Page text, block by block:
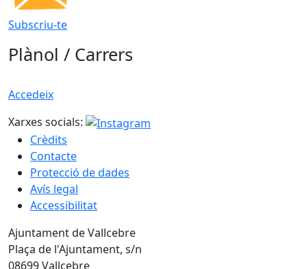
Subscriu-te
Plànol / Carrers
Accedeix
Xarxes socials:
Crèdits
Contacte
Protecció de dades
Avís legal
Accessibilitat
Ajuntament de Vallcebre
Plaça de l'Ajuntament, s/n
08699 Vallcebre